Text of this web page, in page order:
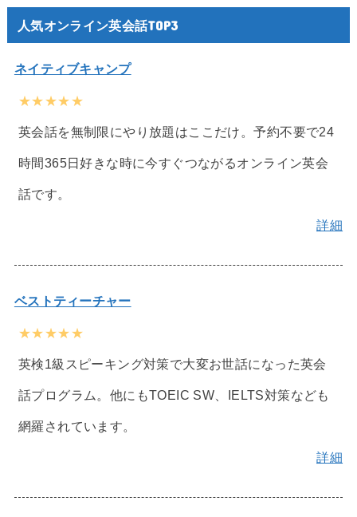
人気オンライン英会話TOP3
ネイティブキャンプ
★★★★★
英会話を無制限にやり放題はここだけ。予約不要で24
時間365日好きな時に今すぐつながるオンライン英会
話です。
詳細
ベストティーチャー
★★★★★
英検1級スピーキング対策で大変お世話になった英会
話プログラム。他にもTOEIC SW、IELTS対策なども
網羅されています。
詳細